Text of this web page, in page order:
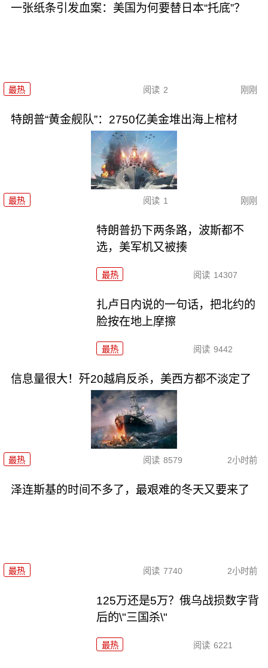
一张纸条引发血案：美国为何要替日本“托底”？
最热 阅读 2 刚刚
特朗普“黄金舰队”：2750亿美金堆出海上棺材
最热 阅读 1 刚刚
特朗普扔下两条路，波斯都不
选，美军机又被揍
最热 阅读 14307
扎卢日内说的一句话，把北约的
脸按在地上摩擦
最热 阅读 9442
信息量很大！歼20越肩反杀，美西方都不淡定了
最热 阅读 8579 2小时前
泽连斯基的时间不多了，最艰难的冬天又要来了
最热 阅读 7740 2小时前
125万还是5万？俄乌战损数字背
后的\"三国杀\"
最热 阅读 6221